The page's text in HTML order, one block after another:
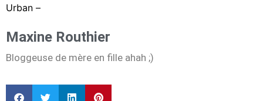
Urban –
Maxine Routhier
Bloggeuse de mère en fille ahah ;)